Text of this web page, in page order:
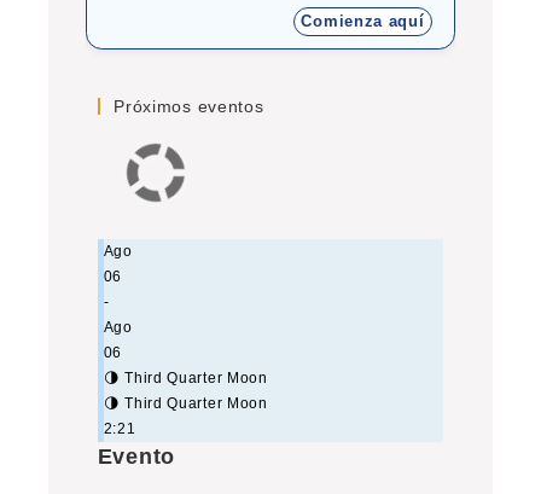
Comienza aquí
Próximos eventos
Ago
06
-
Ago
06
🌗 Third Quarter Moon
🌗 Third Quarter Moon
2:21
Evento